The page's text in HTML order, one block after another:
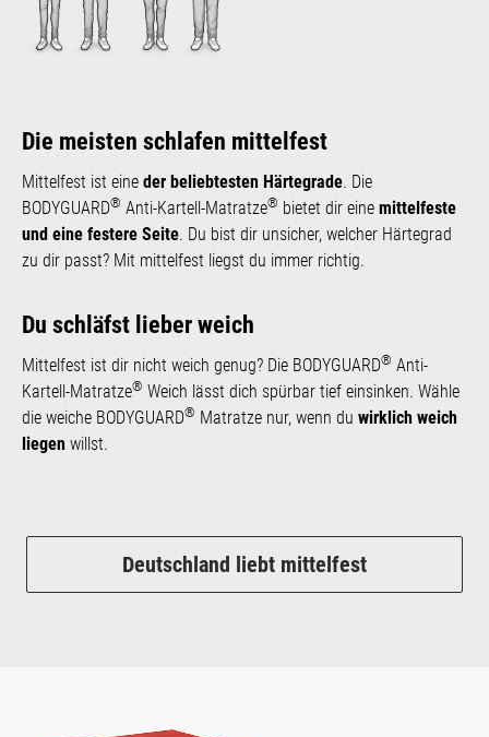
Die meisten schlafen mittelfest
Mittelfest ist eine der beliebtesten Härtegrade. Die
BODYGUARD® Anti-Kartell-Matratze® bietet dir eine mittelfeste
und eine festere Seite. Du bist dir unsicher, welcher Härtegrad
zu dir passt? Mit mittelfest liegst du immer richtig.
Du schläfst lieber weich
Mittelfest ist dir nicht weich genug? Die BODYGUARD® Anti-
Kartell-Matratze® Weich lässt dich spürbar tief einsinken. Wähle
die weiche BODYGUARD® Matratze nur, wenn du wirklich weich
liegen willst.
Deutschland liebt mittelfest